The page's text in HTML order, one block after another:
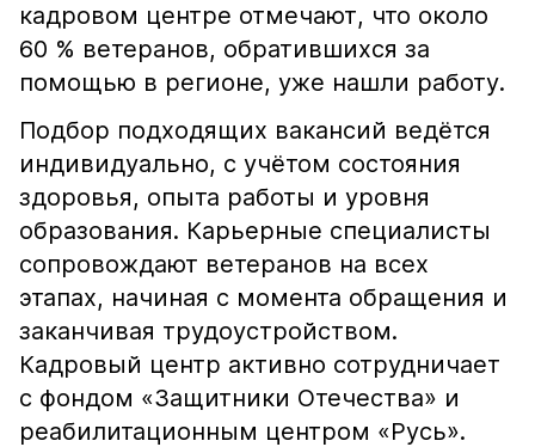
кадровом центре отмечают, что около
60 % ветеранов, обратившихся за
помощью в регионе, уже нашли работу.
Подбор подходящих вакансий ведётся
индивидуально, с учётом состояния
здоровья, опыта работы и уровня
образования. Карьерные специалисты
сопровождают ветеранов на всех
этапах, начиная с момента обращения и
заканчивая трудоустройством.
Кадровый центр активно сотрудничает
с фондом «Защитники Отечества» и
реабилитационным центром «Русь».